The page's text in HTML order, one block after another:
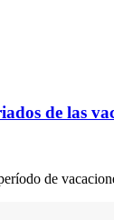
de